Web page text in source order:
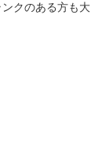
クのある方も大